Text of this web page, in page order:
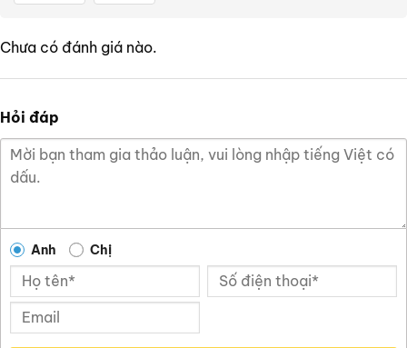
Chưa có đánh giá nào.
Hỏi đáp
Anh Chị